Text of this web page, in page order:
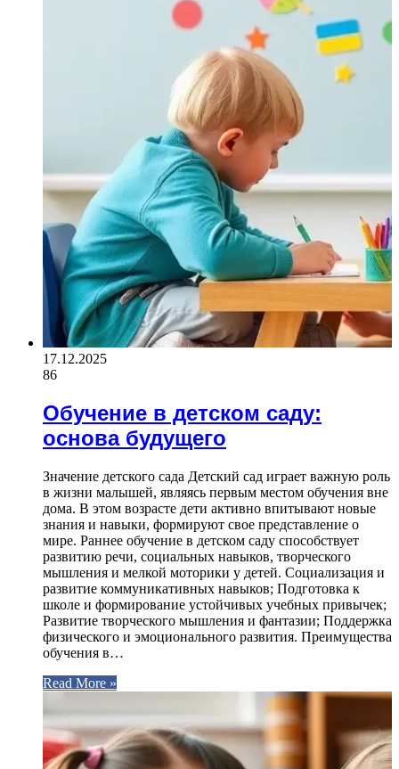
17.12.2025
86
Обучение в детском саду:
основа будущего
Значение детского сада Детский сад играет важную роль
в жизни малышей, являясь первым местом обучения вне
дома. В этом возрасте дети активно впитывают новые
знания и навыки, формируют свое представление о
мире. Раннее обучение в детском саду способствует
развитию речи, социальных навыков, творческого
мышления и мелкой моторики у детей. Социализация и
развитие коммуникативных навыков; Подготовка к
школе и формирование устойчивых учебных привычек;
Развитие творческого мышления и фантазии; Поддержка
физического и эмоционального развития. Преимущества
обучения в…
Read More »